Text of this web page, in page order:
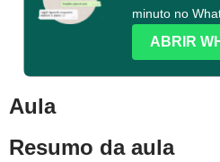
minuto no
ABRIR
Aula
Resumo da aula